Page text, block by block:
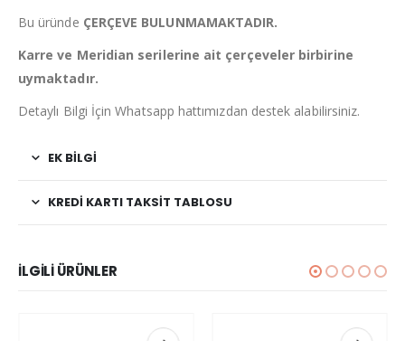
Bu üründe ÇERÇEVE BULUNMAMAKTADIR.
Karre ve Meridian serilerine ait çerçeveler birbirine
uymaktadır.
Detaylı Bilgi İçin Whatsapp hattımızdan destek alabilirsiniz.
EK BILGI
KREDI KARTI TAKSIT TABLOSU
İLGILI ÜRÜNLER